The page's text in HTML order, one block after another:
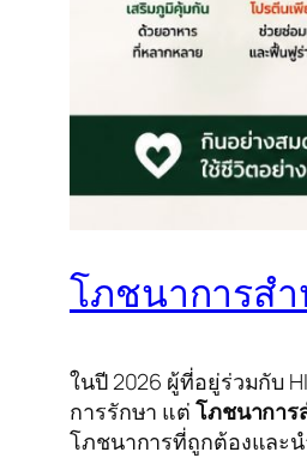
โภชนาการส
ในปี 2026 ผู้ที่อยู่ร่วมกับ
การรักษา แต่ โภชนาการ
โภชนาการที่ถูกต้องและน